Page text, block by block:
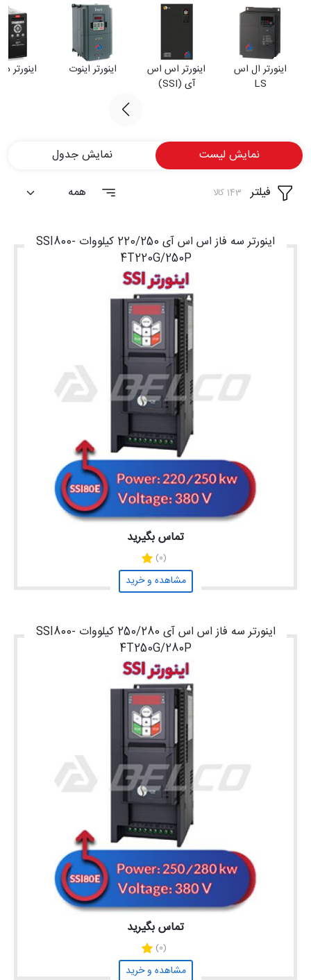
شغلی
تماس
با ما
اینورتر ال اس
LS
اینورتر اس اس
آی (SSI)
اینورتر اینوت اینورتر
نمایش لیست
نمایش جدول
فیلتر
143 کالا
اینورتر سه فاز اس اس آی 220/250 کیلووات SSI800-
4T220G/250P
تماس بگیرید
(0)
مشاهده و خرید
اینورتر سه فاز اس اس آی 250/280 کیلووات SSI800-
4T250G/280P
تماس بگیرید
(0)
مشاهده و خرید